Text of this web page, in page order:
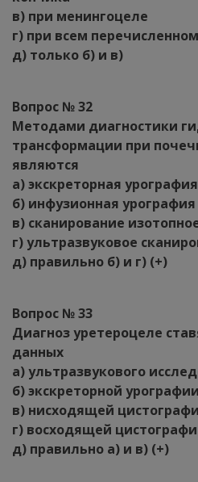
в) при менингоцеле
г) при всем перечисленном
д) только б) и в)
Вопрос № 32
Методами диагностики
трансформации при
являются
а) экскреторная урография
б) инфузионная урография
в) сканирование
г) ультразвуковое
д) правильно б) и г) (+)
Вопрос № 33
Диагноз уретероцеле
данных
а) ультразвукового
б) экскреторной урографии
в) нисходящей
г) восходящей
д) правильно а) и в) (+)